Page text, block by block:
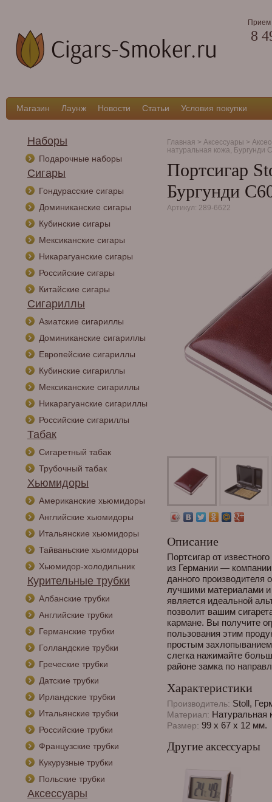
Прием
8
Магазин Лаунж Новости Статьи Условия покупки
Наборы
Подарочные наборы
Сигары
Гондурасские сигары
Доминиканские сигары
Кубинские сигары
Мексиканские сигары
Никарагуанские сигары
Российские сигары
Китайские сигары
Сигариллы
Азиатские сигариллы
Доминиканские сигариллы
Европейские сигариллы
Кубинские сигариллы
Мексиканские сигариллы
Никарагуанские сигариллы
Российские сигариллы
Табак
Сигаретный табак
Трубочный табак
Хьюмидоры
Американские хьюмидоры
Английские хьюмидоры
Итальянские хьюмидоры
Тайваньские хьюмидоры
Хьюмидор-холодильник
Курительные трубки
Албанские трубки
Английские трубки
Германские трубки
Голландские трубки
Греческие трубки
Датские трубки
Ирландские трубки
Итальянские трубки
Российские трубки
Французские трубки
Кукурузные трубки
Польские трубки
Аксессуары
Главная > Аксессуары >
натуральная кожа, Бургунди
Портсигар
Бургунди
Артикул: 289-6622
Описание
Портсигар от
из Германии —
данного
лучшими материалами
является идеальной
позволит вашим
кармане. Вы получите
пользования этим
простым
слегка нажимайте
районе замка по
Характеристики
Производитель: Stoll,
Материал: Натуральная
Размер: 99 х 67 х 12 мм.
Другие аксессуары